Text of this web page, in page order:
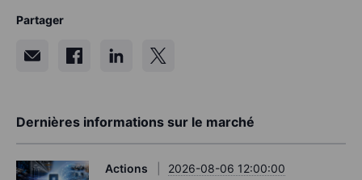
Partager
Dernières informations sur le marché
Actions
2026-08-06 12:00:00